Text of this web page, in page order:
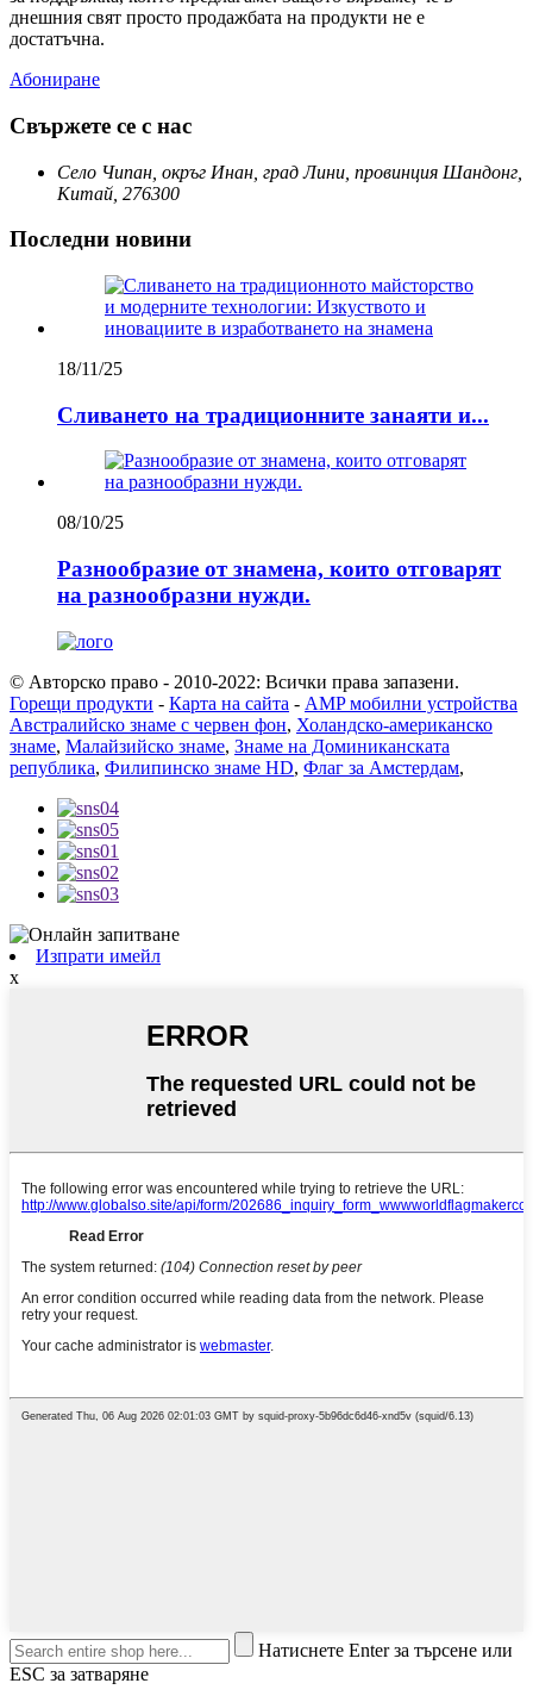
днешния свят просто продажбата на продукти не е
достатъчна.
Абониране
Свържете се с нас
Село Чипан, окръг Инан, град Лини, провинция Шандонг,
Китай, 276300
Последни новини
18/11/25
Сливането на традиционните занаяти и...
08/10/25
Разнообразие от знамена, които отговарят
на разнообразни нужди.
© Авторско право - 2010-2022: Всички права запазени.
Горещи продукти - Карта на сайта - AMP мобилни устройства
Австралийско знаме с червен фон, Холандско-американско
знаме, Малайзийско знаме, Знаме на Доминиканската
република, Филипинско знаме HD, Флаг за Амстердам,
Изпрати имейл
x
Натиснете Enter за търсене или
ESC за затваряне